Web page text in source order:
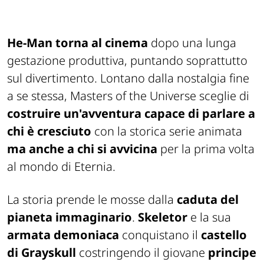
He-Man torna al cinema dopo una lunga
gestazione produttiva, puntando soprattutto
sul divertimento. Lontano dalla nostalgia fine
a se stessa, Masters of the Universe sceglie di
costruire un'avventura capace di parlare a
chi è cresciuto con la storica serie animata
ma anche a chi si avvicina per la prima volta
al mondo di Eternia.
La storia prende le mosse dalla caduta del
pianeta immaginario. Skeletor e la sua
armata demoniaca conquistano il castello
di Grayskull costringendo il giovane principe